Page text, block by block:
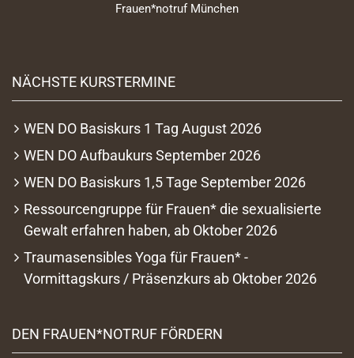
Frauen*notruf München
NÄCHSTE KURSTERMINE
WEN DO Basiskurs 1 Tag August 2026
WEN DO Aufbaukurs September 2026
WEN DO Basiskurs 1,5 Tage September 2026
Ressourcengruppe für Frauen* die sexualisierte
Gewalt erfahren haben, ab Oktober 2026
Traumasensibles Yoga für Frauen* -
Vormittagskurs / Präsenzkurs ab Oktober 2026
DEN FRAUEN*NOTRUF FÖRDERN